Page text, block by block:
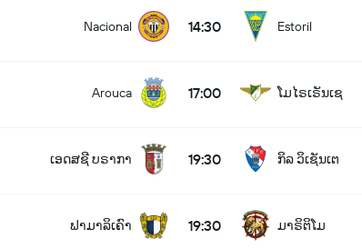
Nacional 14:30 Estoril
Arouca 17:00 ໂມໄຣເຣັນເຊ
ເອດສຊີ ບຣາກາ 19:30 ກິລ ວິເຊັນເຕ
ຟາມາລິເຄົາ 19:30 ມາຣິຕິໂມ